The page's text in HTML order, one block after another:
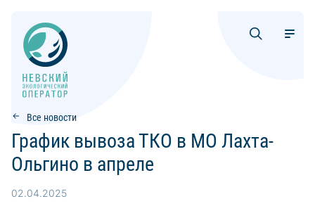
Все новости
График вывоза ТКО в МО Лахта-
Ольгино в апреле
02.04.2025